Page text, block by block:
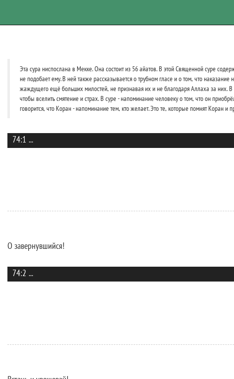
Эта сура ниспослана в Мекке. Она состоит из 56 айатов. В этой Священной суре
не подобает ему. В ней также рассказывается о трубном гласе и о том, что
жаждущего ещё больших милостей, не признавая их и не благодаря Аллаха за них. В
чтобы вселить смятение и страх. В суре - напоминание человеку о том, что он
говорится, что Коран - напоминание тем, кто желает. Это те, которые помнят Коран
74:1 ...
О завернувшийся!
74:2 ...